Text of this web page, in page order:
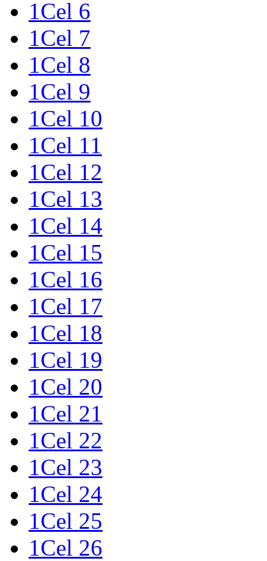
1Cel 6
1Cel 7
1Cel 8
1Cel 9
1Cel 10
1Cel 11
1Cel 12
1Cel 13
1Cel 14
1Cel 15
1Cel 16
1Cel 17
1Cel 18
1Cel 19
1Cel 20
1Cel 21
1Cel 22
1Cel 23
1Cel 24
1Cel 25
1Cel 26